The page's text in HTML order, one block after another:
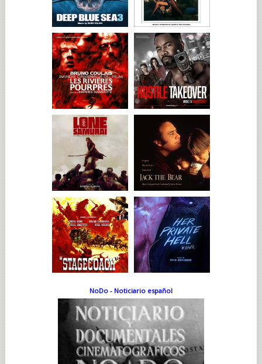
NoDo - Noticiario español